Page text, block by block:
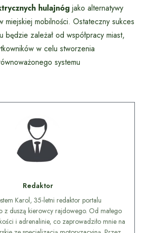
hulajnóg jako alternatywy
miejskiej mobilności. Ostateczny sukces
będzie zależał od współpracy miast,
w celu stworzenia
systemu
Redaktor
Karol, 35-letni redaktor portalu
z duszą kierowcy rajdowego. Od małego
i adrenalinie, co zaprowadziło mnie na